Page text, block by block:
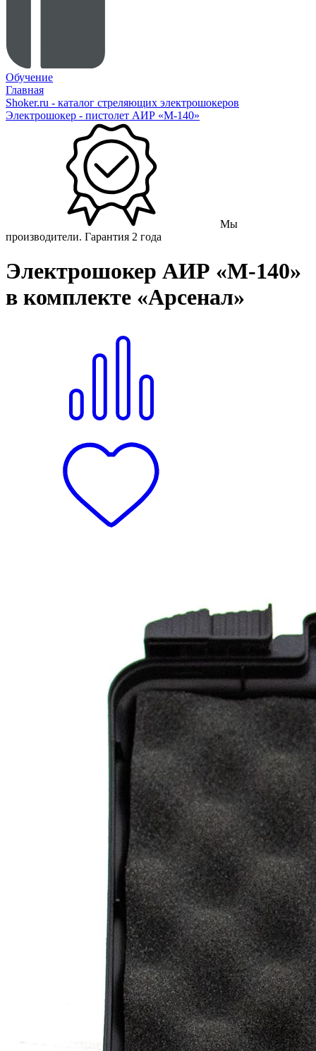
Обучение
Главная
Shoker.ru - каталог стреляющих электрошокеров
Электрошокер - пистолет АИР «М-140»
Мы
производители. Гарантия 2 года
Электрошокер АИР «М-140»
в комплекте «Арсенал»